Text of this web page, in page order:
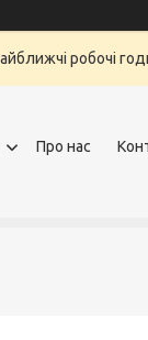
робочі
Про нас